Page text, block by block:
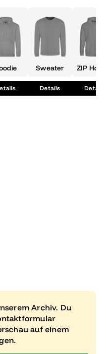
Sweater
Details
ZIP
Details
Archiv. Du
auf einem